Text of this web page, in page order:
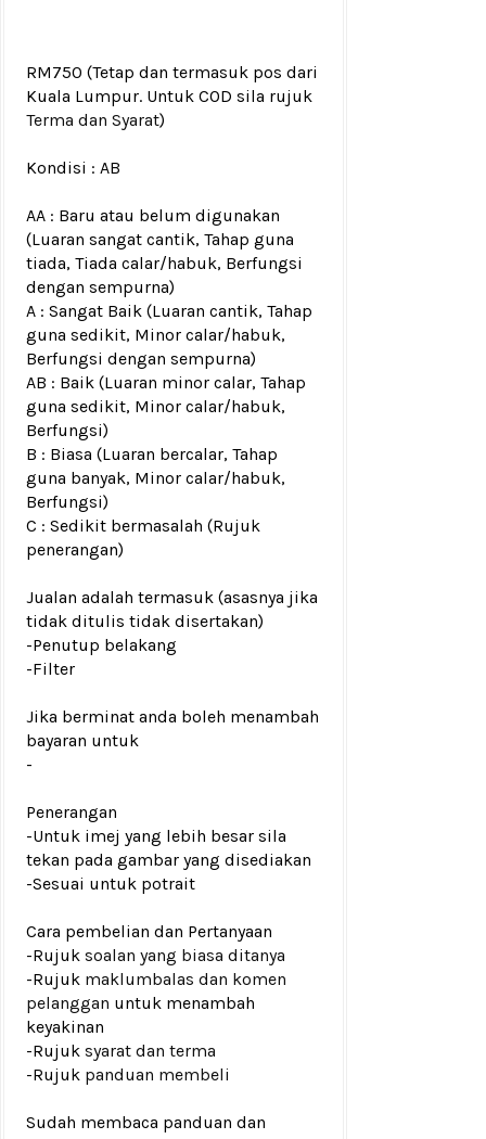
RM750 (Tetap dan termasuk pos dari
Kuala Lumpur. Untuk COD sila rujuk
Terma dan Syarat)
Kondisi : AB
AA : Baru atau belum digunakan
(Luaran sangat cantik, Tahap guna
tiada, Tiada calar/habuk, Berfungsi
dengan sempurna)
A : Sangat Baik (Luaran cantik, Tahap
guna sedikit, Minor calar/habuk,
Berfungsi dengan sempurna)
AB : Baik (Luaran minor calar, Tahap
guna sedikit, Minor calar/habuk,
Berfungsi)
B : Biasa (Luaran bercalar, Tahap
guna banyak, Minor calar/habuk,
Berfungsi)
C : Sedikit bermasalah (Rujuk
penerangan)
Jualan adalah termasuk (asasnya jika
tidak ditulis tidak disertakan)
-Penutup belakang
-Filter
Jika berminat anda boleh menambah
bayaran untuk
-
Penerangan
-Untuk imej yang lebih besar sila
tekan pada gambar yang disediakan
-Sesuai untuk potrait
Cara pembelian dan Pertanyaan
-Rujuk soalan yang biasa ditanya
-Rujuk maklumbalas dan komen
pelanggan untuk menambah
keyakinan
-Rujuk syarat dan terma
-Rujuk panduan membeli
Sudah membaca panduan dan